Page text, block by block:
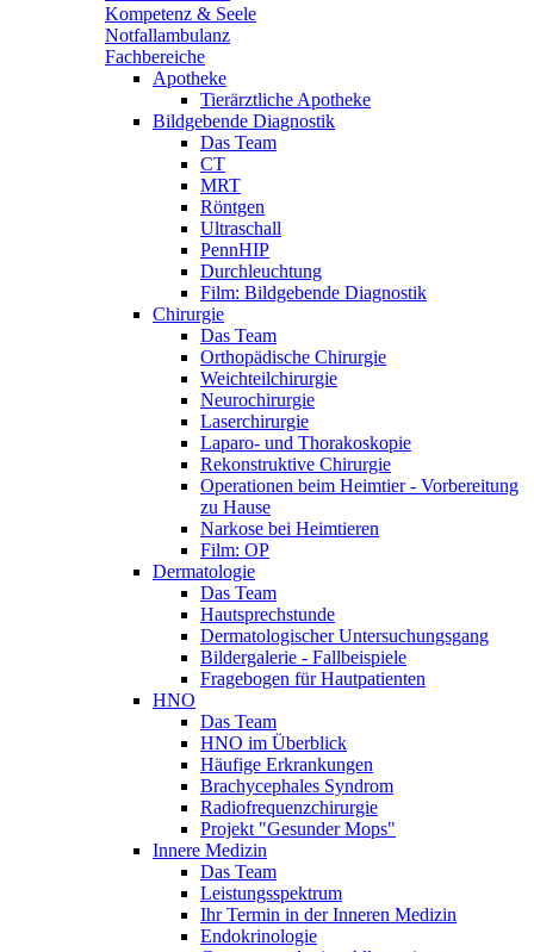
Kompetenz & Seele
Notfallambulanz
Fachbereiche
Apotheke
Tierärztliche Apotheke
Bildgebende Diagnostik
Das Team
CT
MRT
Röntgen
Ultraschall
PennHIP
Durchleuchtung
Film: Bildgebende Diagnostik
Chirurgie
Das Team
Orthopädische Chirurgie
Weichteilchirurgie
Neurochirurgie
Laserchirurgie
Laparo- und Thorakoskopie
Rekonstruktive Chirurgie
Operationen beim Heimtier - Vorbereitung
zu Hause
Narkose bei Heimtieren
Film: OP
Dermatologie
Das Team
Hautsprechstunde
Dermatologischer Untersuchungsgang
Bildergalerie - Fallbeispiele
Fragebogen für Hautpatienten
HNO
Das Team
HNO im Überblick
Häufige Erkrankungen
Brachycephales Syndrom
Radiofrequenzchirurgie
Projekt "Gesunder Mops"
Innere Medizin
Das Team
Leistungsspektrum
Ihr Termin in der Inneren Medizin
Endokrinologie